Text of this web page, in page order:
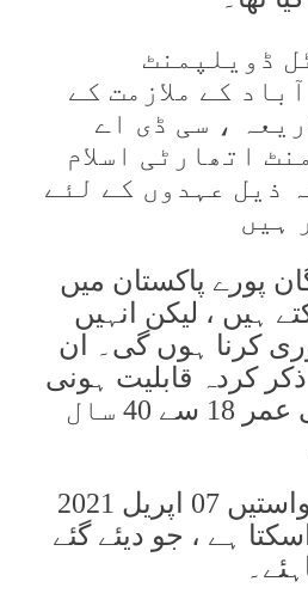
ڈویلپمنٹ
کے ملازمت کے
، سی ڈی اے
اتھارٹی اسلام
ذیل عہدوں کے لئے
ہیں
پورے پاکستان میں
ہیں ، لیکن انہیں
کرنا ہوں گی۔ ان
کردہ قابلیت ہونی
چاہئے اور اس کی عمر 18 سے 40 سال
امیدوار اپنی درخواستیں 07 اپریل 2021
ہے ، جو دیئے گئے